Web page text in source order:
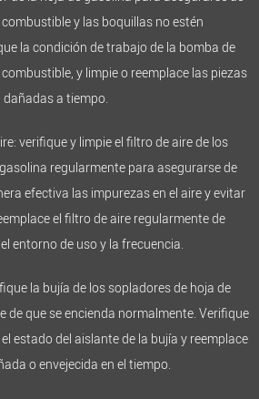
y las boquillas no estén
la condición de trabajo de la bomba de
y limpie o reemplace las piezas
dañadas a tiempo.
verifique y limpie el filtro de aire de los
regularmente para asegurarse de
efectiva las impurezas en el aire y evitar
el filtro de aire regularmente de
entorno de uso y la frecuencia.
la bujía de los sopladores de hoja de
de que se encienda normalmente. Verifique
estado del aislante de la bujía y reemplace
o envejecida en el tiempo.